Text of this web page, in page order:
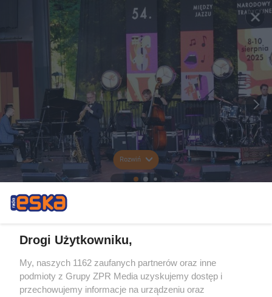
Rozwiń
Drogi Użytkowniku,
My, naszych 1162 zaufanych partnerów oraz inne
podmioty z Grupy ZPR Media uzyskujemy dostęp i
przechowujemy informacje na urządzeniu oraz